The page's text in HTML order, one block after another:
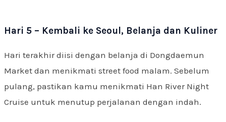
Hari 5 – Kembali ke Seoul, Belanja dan Kuliner
Hari terakhir diisi dengan belanja di Dongdaemun
Market dan menikmati street food malam. Sebelum
pulang, pastikan kamu menikmati Han River Night
Cruise untuk menutup perjalanan dengan indah.